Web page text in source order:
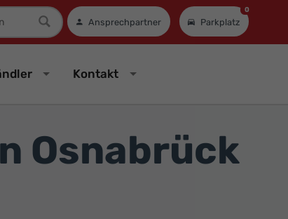
Ansprechpartner Parkplatz
0
Kontakt
Osnabrück